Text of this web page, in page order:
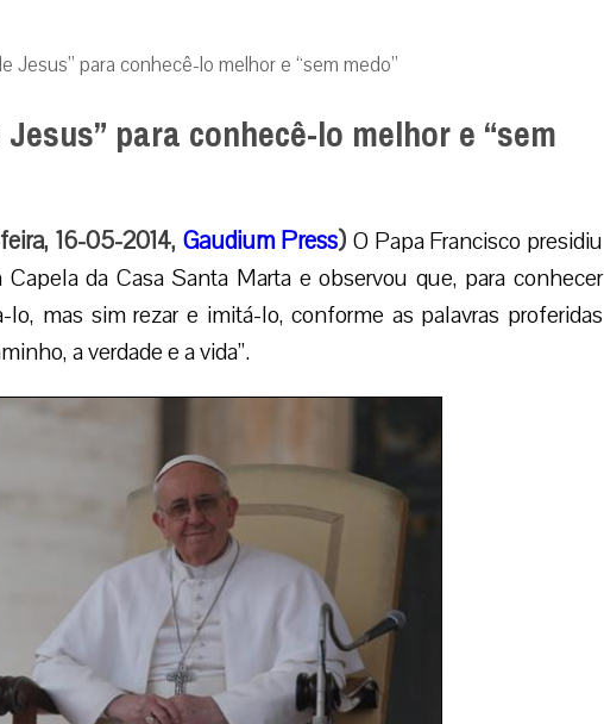
Jesus” para conhecê-lo melhor e “sem medo”
para conhecê-lo melhor e “sem
16-05-2014, Gaudium Press) O Papa Francisco presidiu
da Casa Santa Marta e observou que, para conhecer
mas sim rezar e imitá-lo, conforme as palavras proferidas
a verdade e a vida”.